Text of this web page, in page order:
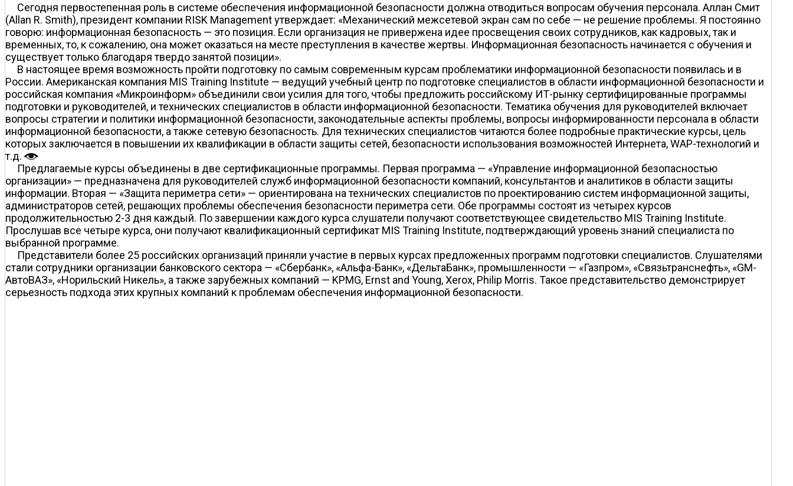
Сегодня первостепенная роль в системе обеспечения информационной безопасности должна отводиться вопросам обучения персонала. Аллан Смит
(Allan R. Smith), президент компании RISK Management утверждает: «Механический межсетевой экран сам по себе — не решение проблемы. Я постоянно
говорю: информационная безопасность — это позиция. Если организация не привержена идее просвещения своих сотрудников, как кадровых, так и
временных, то, к сожалению, она может оказаться на месте преступления в качестве жертвы. Информационная безопасность начинается с обучения и
существует только благодаря твердо занятой позиции».
В настоящее время возможность пройти подготовку по самым современным курсам проблематики информационной безопасности появилась и в
России. Американская компания MIS Training Institute — ведущий учебный центр по подготовке специалистов в области информационной безопасности и
российская компания «Микроинформ» объединили свои усилия для того, чтобы предложить российскому ИТ-рынку сертифицированные программы
подготовки и руководителей, и технических специалистов в области информационной безопасности. Тематика обучения для руководителей включает
вопросы стратегии и политики информационной безопасности, законодательные аспекты проблемы, вопросы информированности персонала в области
информационной безопасности, а также сетевую безопасность. Для технических специалистов читаются более подробные практические курсы, цель
которых заключается в повышении их квалификации в области защиты сетей, безопасности использования возможностей Интернета, WAP-технологий и
т.д.
Предлагаемые курсы объединены в две сертификационные программы. Первая программа — «Управление информационной безопасностью
организации» — предназначена для руководителей служб информационной безопасности компаний, консультантов и аналитиков в области защиты
информации. Вторая — «Защита периметра сети» — ориентирована на технических специалистов по проектированию систем информационной защиты,
администраторов сетей, решающих проблемы обеспечения безопасности периметра сети. Обе программы состоят из четырех курсов
продолжительностью 2-3 дня каждый. По завершении каждого курса слушатели получают соответствующее свидетельство MIS Training Institute.
Прослушав все четыре курса, они получают квалификационный сертификат MIS Training Institute, подтверждающий уровень знаний специалиста по
выбранной программе.
Представители более 25 российских организаций приняли участие в первых курсах предложенных программ подготовки специалистов. Слушателями
стали сотрудники организации банковского сектора — «Сбербанк», «Альфа-Банк», «ДельтаБанк», промышленности — «Газпром», «Связьтранснефть», «GM-
АвтоВАЗ», «Норильский Никель», а также зарубежных компаний — KPMG, Ernst and Young, Xerox, Philip Morris. Такое представительство демонстрирует
серьезность подхода этих крупных компаний к проблемам обеспечения информационной безопасности.